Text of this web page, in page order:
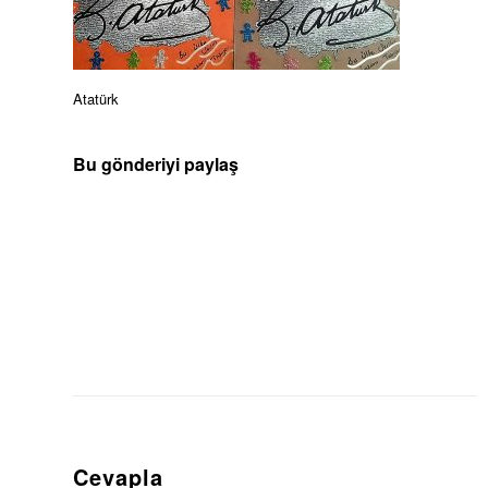
Atatürk
Bu gönderiyi paylaş
Cevapla